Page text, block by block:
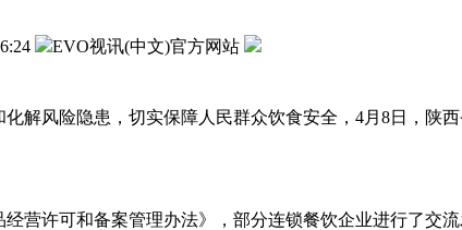
EVO视讯(中文)官方网站
风险隐患，切实保障人民群众饮食安全，4月8日，陕
许可和备案管理办法》，部分连锁餐饮企业进行了交流